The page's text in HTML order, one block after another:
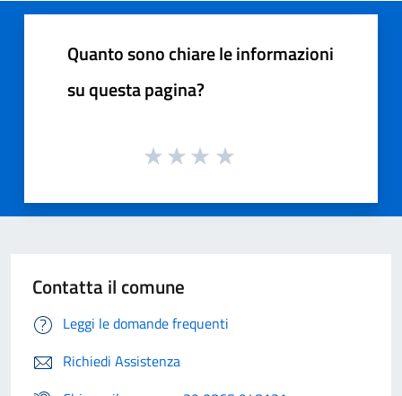
Quanto sono chiare le informazioni
su questa pagina?
Contatta il comune
Leggi le domande frequenti
Richiedi Assistenza